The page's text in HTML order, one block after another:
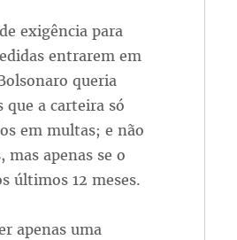
exigência para
entrarem em
queria
a carteira só
em multas; e não
apenas se o
últimos 12 meses.
apenas uma